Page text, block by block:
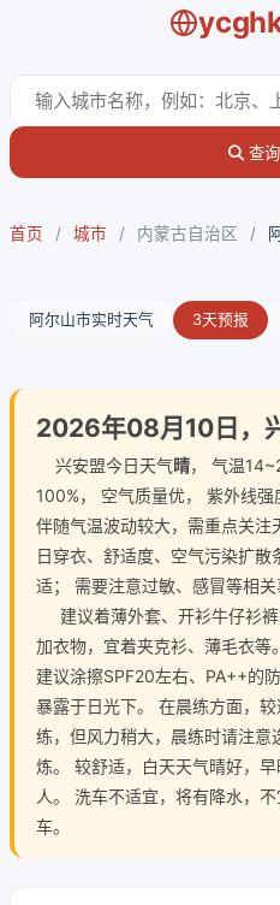
查
首页 / 城市 / 内蒙古自治区 /
阿尔山市实时天气 3天预报
2026年08月10日，
兴安盟今日天气晴， 气温
100%， 空气质量优， 紫外线
伴随气温波动较大，需重点关
日穿衣、舒适度、空气污染扩
适； 需要注意过敏、感冒等相关
建议着薄外套、开衫牛仔衫
加衣物，宜着夹克衫、薄毛衣等
建议涂擦SPF20左右、PA++的
暴露于日光下。 在晨练方面，
练，但风力稍大，晨练时请注意
炼。 较舒适，白天天气晴好，
人。 洗车不适宜，将有降水，
车。